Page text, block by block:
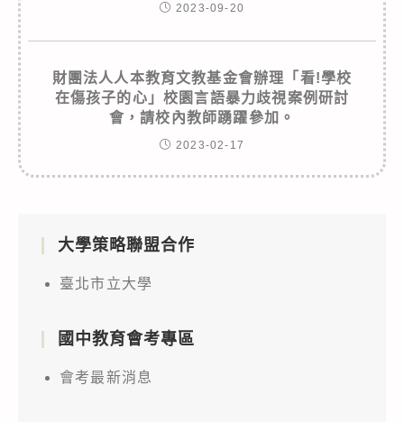
2023-09-20
財團法人人本教育文教基金會辦理「看!學校
在傷孩子的心」校園言語暴力歧視案例研討
會，請校內教師踴躍參加。
2023-02-17
大學策略聯盟合作
臺北市立大學
國中教育會考專區
會考最新消息